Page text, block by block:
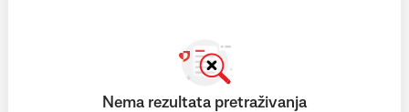
Nema rezultata pretraživanja